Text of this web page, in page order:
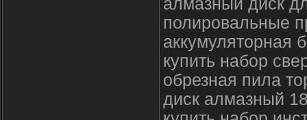
полировальные
аккумуляторная
купить набор
обрезная пила
диск алмазный